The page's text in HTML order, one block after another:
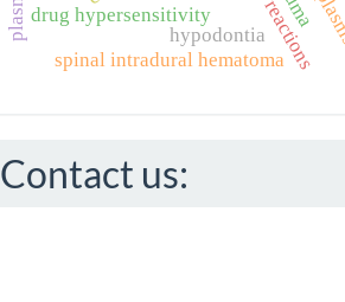
drug hypersensitivity
hypodontia
spinal intradural hematoma
Contact us: